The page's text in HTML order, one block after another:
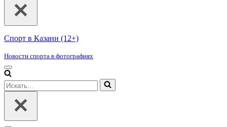
Спорт в Казани (12+)
Новости спорта в фотографиях
Меню
навигации
Искать...